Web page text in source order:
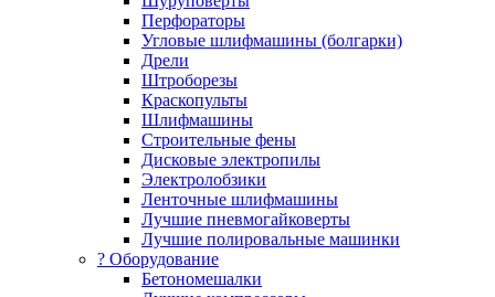
Перфораторы
Угловые шлифмашины (болгарки)
Дрели
Штроборезы
Краскопульты
Шлифмашины
Строительные фены
Дисковые электропилы
Электролобзики
Ленточные шлифмашины
Лучшие пневмогайковерты
Лучшие полировальные машинки
?️ Оборудование
Бетономешалки